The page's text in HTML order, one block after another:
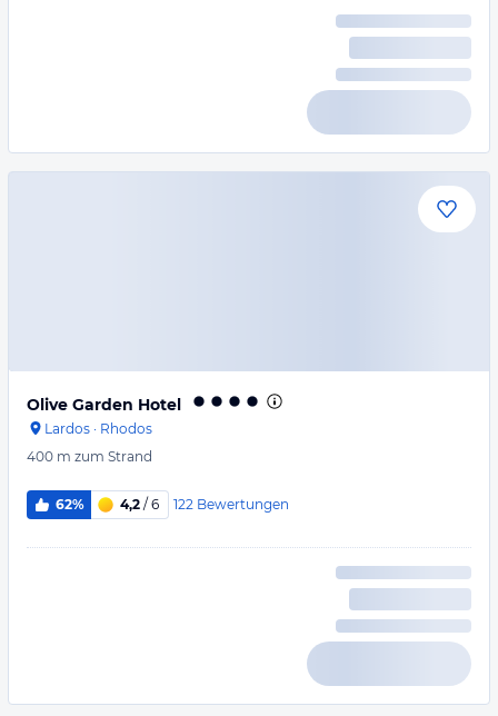
Olive Garden Hotel
Lardos · Rhodos
400 m zum Strand
62% 4,2 / 6 122 Bewertungen